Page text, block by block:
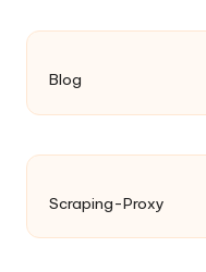
Blog
Scraping-Proxy